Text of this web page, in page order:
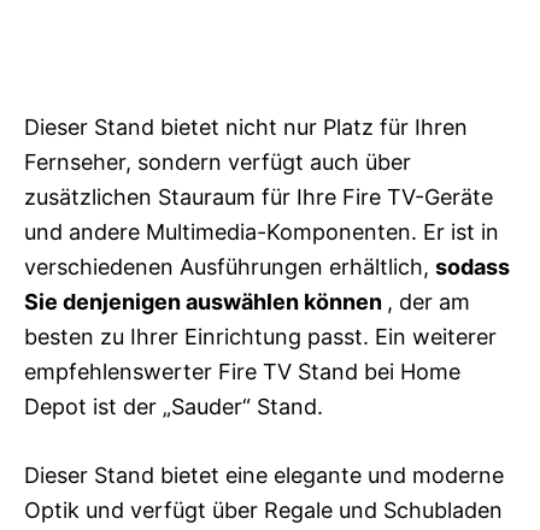
Dieser Stand bietet nicht nur Platz für Ihren
Fernseher, sondern verfügt auch über
zusätzlichen Stauraum für Ihre Fire TV-Geräte
und andere Multimedia-Komponenten. Er ist in
verschiedenen Ausführungen erhältlich, sodass
Sie denjenigen auswählen können , der am
besten zu Ihrer Einrichtung passt. Ein weiterer
empfehlenswerter Fire TV Stand bei Home
Depot ist der „Sauder“ Stand.
Dieser Stand bietet eine elegante und moderne
Optik und verfügt über Regale und Schubladen